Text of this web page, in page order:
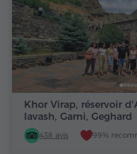
Khor Virap, réservoir
lavash, Garni, Geghard
438 avis 99%